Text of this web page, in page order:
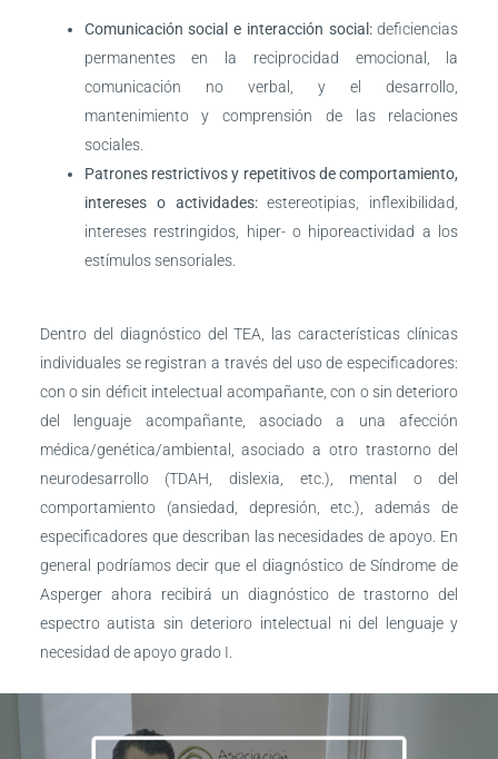
Comunicación social e interacción social:deficiencias
permanentes en la reciprocidad emocional, la
comunicación no verbal, y el desarrollo,
mantenimiento y comprensión de las relaciones
sociales.
Patrones restrictivos y repetitivos de comportamiento,
intereses o actividades:estereotipias, inflexibilidad,
intereses restringidos, hiper- o hiporeactividad a los
estímulos sensoriales.
Dentro del diagnóstico del TEA, las características clínicas
individuales se registran a través del uso de especificadores:
con o sin déficit intelectual acompañante, con o sin deterioro
del lenguaje acompañante, asociado a una afección
médica/genética/ambiental, asociado a otro trastorno del
neurodesarrollo (TDAH, dislexia, etc.), mental o del
comportamiento (ansiedad, depresión, etc.), además de
especificadores que describan las necesidades de apoyo. En
general podríamos decir que el diagnóstico de Síndrome de
Asperger ahora recibirá un diagnóstico de trastorno del
espectro autista sin deterioro intelectual ni del lenguaje y
necesidad de apoyo grado I.